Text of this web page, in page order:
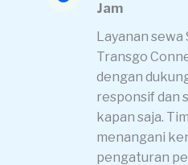
Jam
Layanan
Transgo
dengan
responsif dan
kapan saja.
menangani
pengaturan